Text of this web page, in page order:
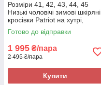
Розміри 41, 42, 43, 44, 45
Низькі чоловічі зимові шкіряні
кросівки Patriot на хутрі,
чорні, повнорозмірні
Готово до відправки
1 995 ₴/пара
2 495 ₴/пара
Купити